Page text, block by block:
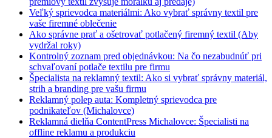
Veľký sprievodca materiálmi: Ako vybrať správny textil pre
vaše firemné oblečenie
Ako správne prať a ošetrovať potlačený firemný textil (Aby
vydržal roky)
Kontrolný zoznam pred objednávkou: Na čo nezabudnúť pri
schvaľovaní potlače textilu pre firmu
Špecialista na reklamný textil: Ako si vybrať správny materiál,
strih a branding pre vašu firmu
Reklamný polep auta: Kompletný sprievodca pre
podnikateľov (Michalovce)
Reklamná dielňa ContentPress Michalovce: Špecialisti na
offline reklamu a produkciu